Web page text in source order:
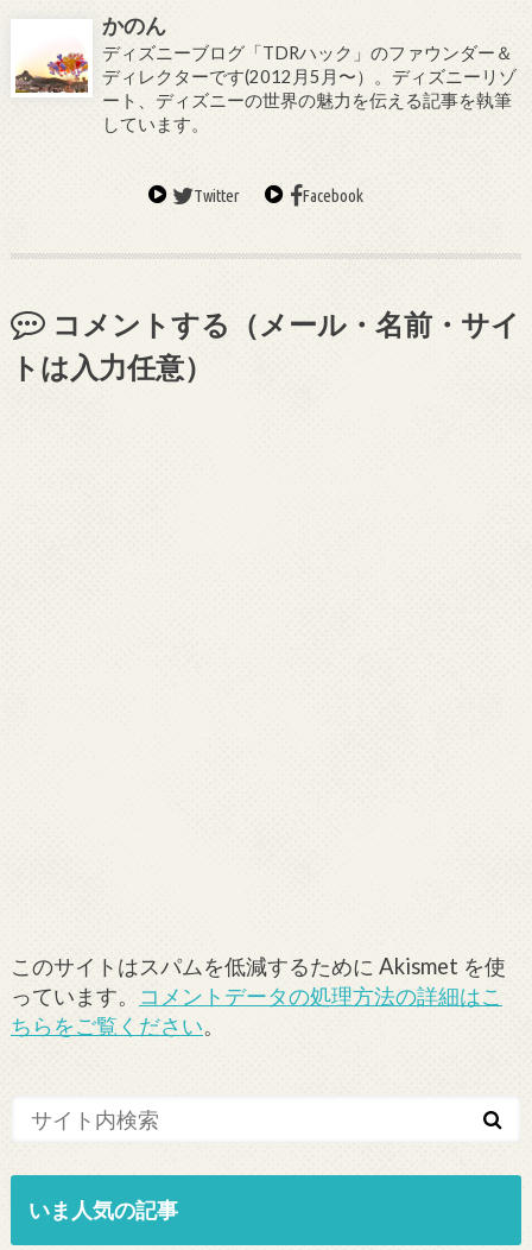
かのん
ディズニーブログ「TDRハック」のファウンダー＆
ディレクターです(2012月5月〜）。ディズニーリゾ
ート、ディズニーの世界の魅力を伝える記事を執筆
しています。
Twitter Facebook
コメントする（メール・名前・サイ
トは入力任意）
このサイトはスパムを低減するために Akismet を使
っています。 コメントデータの処理方法の詳細はこ
ちらをご覧ください。
いま人気の記事